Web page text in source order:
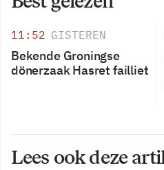
11:52 GISTEREN
Bekende Groningse
dönerzaak Hasret failliet
Lees ook deze